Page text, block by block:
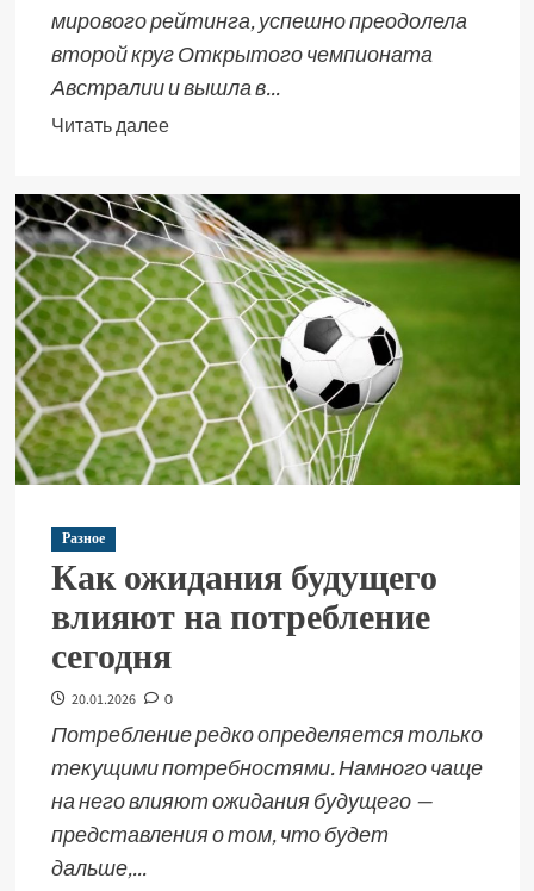
мирового рейтинга, успешно преодолела
второй круг Открытого чемпионата
Австралии и вышла в...
Читать далее
Разное
Как ожидания будущего
влияют на потребление
сегодня
20.01.2026 0
Потребление редко определяется только
текущими потребностями. Намного чаще
на него влияют ожидания будущего —
представления о том, что будет
дальше,...